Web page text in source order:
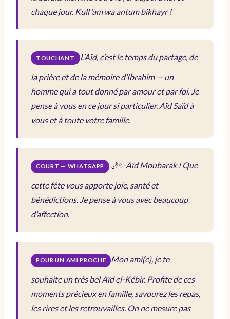
chaque jour. Kull ‘am wa antum bikhayr !
TOUCHANT L’Aïd, c’est le temps du partage, de
la prière et de la mémoire d’Ibrahim — un
homme qui a tout donné par amour et par foi. Je
pense à vous en ce jour si particulier. Aïd Saïd à
vous et à toute votre famille.
COURT — WHATSAPP 🌙✨ Aïd Moubarak ! Que
cette fête vous apporte joie, santé et
bénédictions. Je pense à vous avec beaucoup
d’affection.
POUR UN AMI PROCHE Mon ami(e), je te
souhaite un très bel Aïd el-Kébir. Profite de ces
moments précieux en famille, savourez les repas,
les rires et les retrouvailles. On ne mesure pas